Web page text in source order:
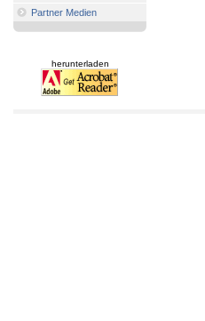
Partner Medien
herunterladen